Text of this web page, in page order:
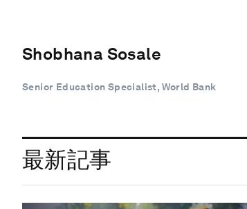
Shobhana Sosale
Senior Education Specialist, World Bank
最新記事